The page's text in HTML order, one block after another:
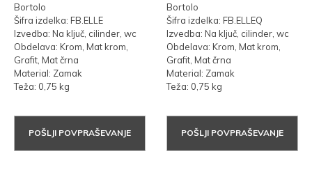
Bortolo
Šifra izdelka: FB.ELLE
Izvedba: Na ključ, cilinder, wc
Obdelava: Krom, Mat krom,
Grafit, Mat črna
Material: Zamak
Teža: 0,75 kg
POŠLJI POVPRAŠEVANJE
Bortolo
Šifra izdelka: FB.ELLEQ
Izvedba: Na ključ, cilinder, wc
Obdelava: Krom, Mat krom,
Grafit, Mat črna
Material: Zamak
Teža: 0,75 kg
POŠLJI POVPRAŠEVANJE